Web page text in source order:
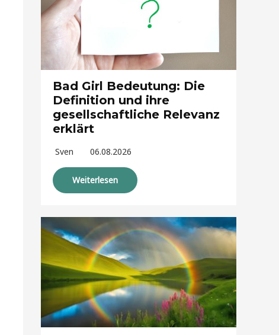
Bad Girl Bedeutung: Die
Definition und ihre
gesellschaftliche Relevanz
erklärt
Sven 06.08.2026
Weiterlesen